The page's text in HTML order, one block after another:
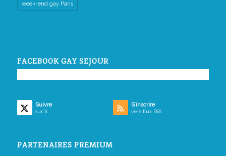
week-end gay Paris
FACEBOOK GAY SEJOUR
Suivre
sur X
S’inscrire
vers flux RSS
PARTENAIRES PREMIUM